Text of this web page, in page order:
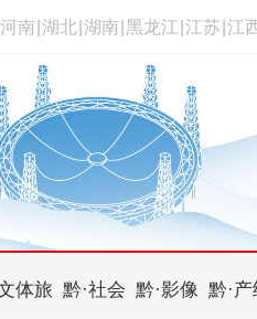
河南 湖北 湖南 黑龙江 江苏 江
体旅 黔·社会 黔·影像 黔·